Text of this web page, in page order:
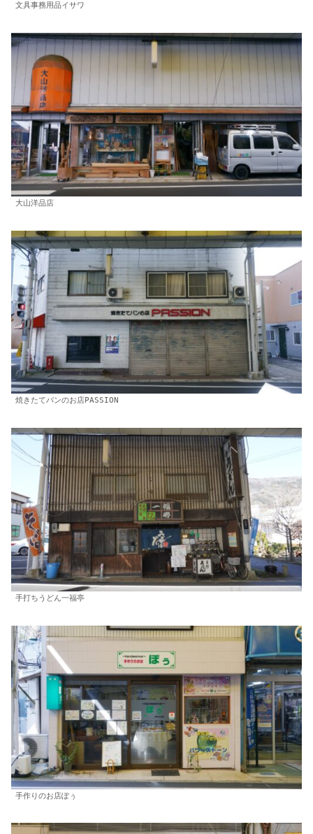
文具事務用品イサワ
大山洋品店
焼きたてパンのお店PASSION
手打ちうどん一福亭
手作りのお店ぽぅ